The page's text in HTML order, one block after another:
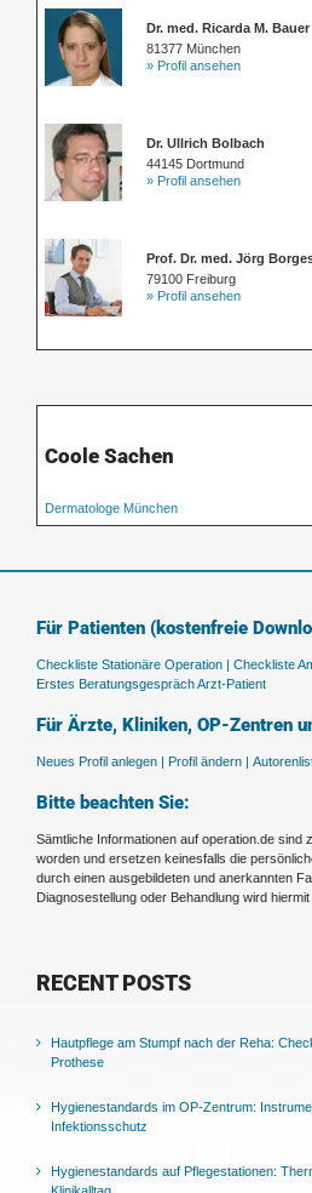
Dr. med. Ricarda M. Bauer
81377 München
» Profil ansehen
Dr. Ullrich Bolbach
44145 Dortmund
» Profil ansehen
Prof. Dr. med. Jörg
79100 Freiburg
» Profil ansehen
Coole Sachen
Dermatologe München
Für Patienten (kostenfreie
Checkliste Stationäre Operation |
Checkliste
Erstes Beratungsgespräch Arzt-Patient
Für Ärzte, Kliniken, OP-Zentren
Neues Profil anlegen | Profil ändern |
Bitte beachten Sie:
Sämtliche Informationen auf operation.de sind
worden und ersetzen keinesfalls die
durch einen ausgebildeten und anerkannten
Diagnosestellung oder Behandlung wird
RECENT POSTS
Hautpflege am Stumpf nach der Reha:
Prothese
Hygienestandards im OP-Zentrum:
Infektionsschutz
Hygienestandards auf Pflegestationen: